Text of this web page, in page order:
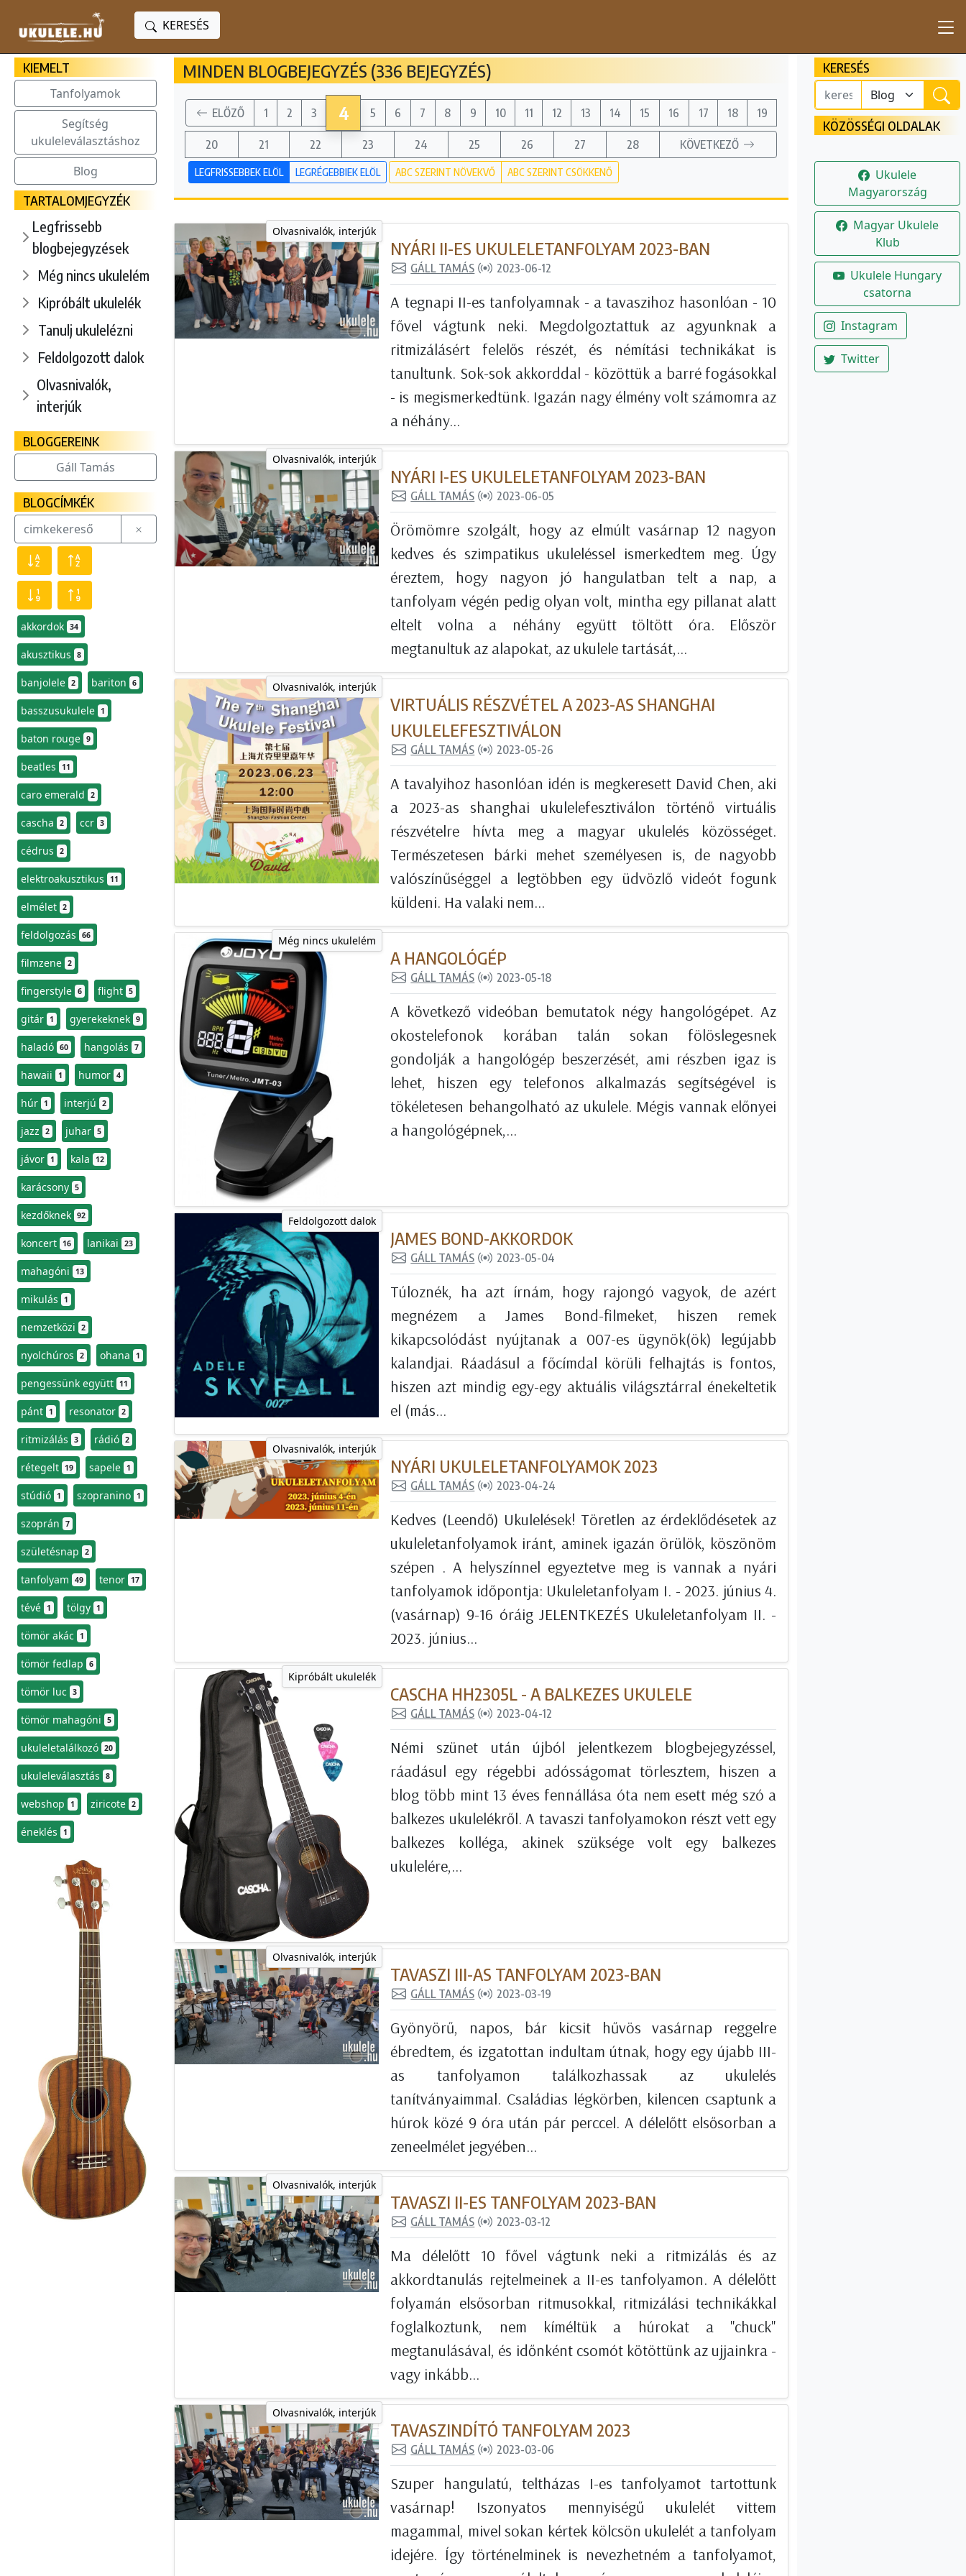
KERESÉS
KERESÉS
KÖZÖSSÉGI OLDALAK
Ukulele
Magyarország
Magyar Ukulele
Klub
Ukulele Hungary
csatorna
Instagram
Twitter
KIEMELT
Tanfolyamok
Segítség
ukuleleválasztáshoz
Blog
TARTALOMJEGYZÉK
Legfrissebb
blogbejegyzések
Még nincs ukulelém
Kipróbált ukulelék
Tanulj ukulelézni
Feldolgozott dalok
Olvasnivalók,
interjúk
BLOGGEREINK
Gáll Tamás
BLOGCÍMKÉK
akkordok 34
akusztikus 8
banjolele 2 bariton 6
basszusukulele 1
baton rouge 9
beatles 11
caro emerald 2
cascha 2 ccr 3
cédrus 2
elektroakusztikus 11
elmélet 2
feldolgozás 66
filmzene 2
fingerstyle 6 flight 5
gitár 1 gyerekeknek 9
haladó 60 hangolás 7
hawaii 1 humor 4
húr 1 interjú 2
jazz 2 juhar 5
jávor 1 kala 12
karácsony 5
kezdőknek 92
koncert 16 lanikai 23
mahagóni 13
mikulás 1
nemzetközi 2
nyolchúros 2 ohana 1
pengessünk együtt 11
pánt 1 resonator 2
ritmizálás 3 rádió 2
rétegelt 19 sapele 1
stúdió 1 szopranino 1
szoprán 7
születésnap 2
tanfolyam 49 tenor 17
tévé 1 tölgy 1
tömör akác 1
tömör fedlap 6
tömör luc 3
tömör mahagóni 5
ukuleletalálkozó 20
ukuleleválasztás 8
webshop 1 ziricote 2
éneklés 1
MINDEN BLOGBEJEGYZÉS (336 BEJEGYZÉS)
ELŐZŐ 1 2 3 4 5 6 7 8 9 10 11 12 13 14 15 16 17 18 19
20 21 22 23 24 25 26 27 28 KÖVETKEZŐ
LEGFRISSEBBEK ELÖL LEGRÉGEBBIEK ELÖL ABC SZERINT NÖVEKVŐ ABC SZERINT CSÖKKENŐ
Olvasnivalók, interjúk
NYÁRI II-ES UKULELETANFOLYAM 2023-BAN
GÁLL TAMÁS 2023-06-12
A tegnapi II-es tanfolyamnak - a tavaszihoz hasonlóan - 10
fővel vágtunk neki. Megdolgoztattuk az agyunknak a
ritmizálásért felelős részét, és némítási technikákat is
tanultunk. Sok-sok akkorddal - közöttük a barré fogásokkal
- is megismerkedtünk. Igazán nagy élmény volt számomra az
a néhány...
Olvasnivalók, interjúk
NYÁRI I-ES UKULELETANFOLYAM 2023-BAN
GÁLL TAMÁS 2023-06-05
Örömömre szolgált, hogy az elmúlt vasárnap 12 nagyon
kedves és szimpatikus ukuleléssel ismerkedtem meg. Úgy
éreztem, hogy nagyon jó hangulatban telt a nap, a
tanfolyam végén pedig olyan volt, mintha egy pillanat alatt
eltelt volna a néhány együtt töltött óra. Először
megtanultuk az alapokat, az ukulele tartását,...
Olvasnivalók, interjúk
VIRTUÁLIS RÉSZVÉTEL A 2023-AS SHANGHAI
UKULELEFESZTIVÁLON
GÁLL TAMÁS 2023-05-26
A tavalyihoz hasonlóan idén is megkeresett David Chen, aki
a 2023-as shanghai ukulelefesztiválon történő virtuális
részvételre hívta meg a magyar ukulelés közösséget.
Természetesen bárki mehet személyesen is, de nagyobb
valószínűséggel a legtöbben egy üdvözlő videót fogunk
küldeni. Ha valaki nem...
Még nincs ukulelém
A HANGOLÓGÉP
GÁLL TAMÁS 2023-05-18
A következő videóban bemutatok négy hangológépet. Az
okostelefonok korában talán sokan fölöslegesnek
gondolják a hangológép beszerzését, ami részben igaz is
lehet, hiszen egy telefonos alkalmazás segítségével is
tökéletesen behangolható az ukulele. Mégis vannak előnyei
a hangológépnek,...
Feldolgozott dalok
JAMES BOND-AKKORDOK
GÁLL TAMÁS 2023-05-04
Túloznék, ha azt írnám, hogy rajongó vagyok, de azért
megnézem a James Bond-filmeket, hiszen remek
kikapcsolódást nyújtanak a 007-es ügynök(ök) legújabb
kalandjai. Ráadásul a főcímdal körüli felhajtás is fontos,
hiszen azt mindig egy-egy aktuális világsztárral énekeltetik
el (más...
Olvasnivalók, interjúk
NYÁRI UKULELETANFOLYAMOK 2023
GÁLL TAMÁS 2023-04-24
Kedves (Leendő) Ukulelések! Töretlen az érdeklődésetek az
ukuleletanfolyamok iránt, aminek igazán örülök, köszönöm
szépen . A helyszínnel egyeztetve meg is vannak a nyári
tanfolyamok időpontja: Ukuleletanfolyam I. - 2023. június 4.
(vasárnap) 9-16 óráig JELENTKEZÉS Ukuleletanfolyam II. -
2023. június...
Kipróbált ukulelék
CASCHA HH2305L - A BALKEZES UKULELE
GÁLL TAMÁS 2023-04-12
Némi szünet után újból jelentkezem blogbejegyzéssel,
ráadásul egy régebbi adósságomat törlesztem, hiszen a
blog több mint 13 éves fennállása óta nem esett még szó a
balkezes ukulelékről. A tavaszi tanfolyamokon részt vett egy
balkezes kolléga, akinek szüksége volt egy balkezes
ukulelére,...
Olvasnivalók, interjúk
TAVASZI III-AS TANFOLYAM 2023-BAN
GÁLL TAMÁS 2023-03-19
Gyönyörű, napos, bár kicsit hűvös vasárnap reggelre
ébredtem, és izgatottan indultam útnak, hogy egy újabb III-
as tanfolyamon találkozhassak az ukulelés
tanítványaimmal. Családias légkörben, kilencen csaptunk a
húrok közé 9 óra után pár perccel. A délelőtt elsősorban a
zeneelmélet jegyében...
Olvasnivalók, interjúk
TAVASZI II-ES TANFOLYAM 2023-BAN
GÁLL TAMÁS 2023-03-12
Ma délelőtt 10 fővel vágtunk neki a ritmizálás és az
akkordtanulás rejtelmeinek a II-es tanfolyamon. A délelőtt
folyamán elsősorban ritmusokkal, ritmizálási technikákkal
foglalkoztunk, nem kíméltük a húrokat a "chuck"
megtanulásával, és időnként csomót kötöttünk az ujjainkra -
vagy inkább...
Olvasnivalók, interjúk
TAVASZINDÍTÓ TANFOLYAM 2023
GÁLL TAMÁS 2023-03-06
Szuper hangulatú, teltházas I-es tanfolyamot tartottunk
vasárnap! Iszonyatos mennyiségű ukulelét vittem
magammal, mivel sokan kértek kölcsön ukulelét a tanfolyam
idejére. Így történelminek is nevezhetném a tanfolyamot,